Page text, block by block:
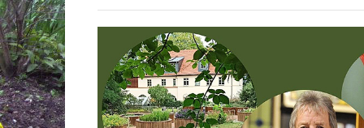
Stellenangebote
Freundesbriefe
Beteiligung
Geschichte
Lageplan